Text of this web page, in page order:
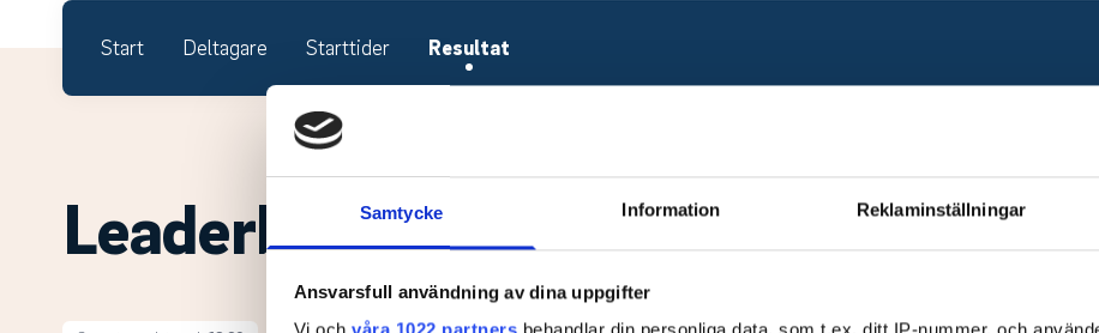
Samtycke Information Reklaminställningar
Ansvarsfull användning av dina uppgifter
Start Deltagare Starttider Resultat
Leaderboard.